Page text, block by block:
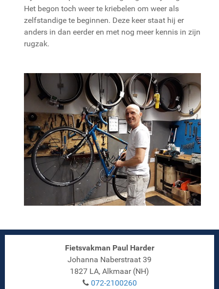
Het begon toch weer te kriebelen om weer als
zelfstandige te beginnen. Deze keer staat hij er
anders in dan eerder en met nog meer kennis in zijn
rugzak.
Fietsvakman Paul Harder
Johanna Naberstraat 39
1827 LA, Alkmaar (NH)
072-2100260